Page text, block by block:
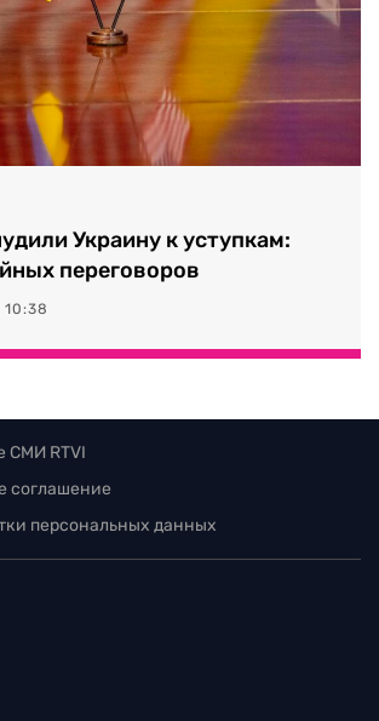
Украину к уступкам:
переговоров
СМИ RTVI
соглашение
персональных данных